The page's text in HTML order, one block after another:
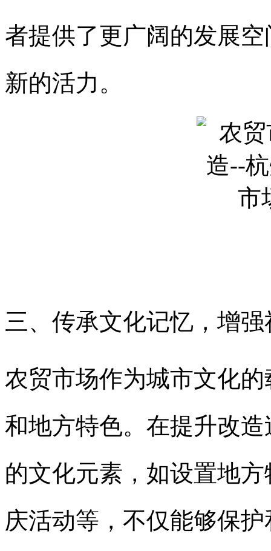
者提供了更广阔的发展
新的活力。
三、传承文化记忆，增
农贸市场作为城市文化
和地方特色。在提升改
的文化元素，如设置地
庆活动等，不仅能够保